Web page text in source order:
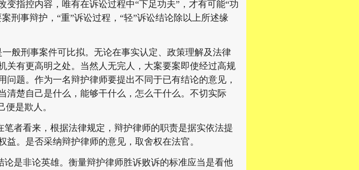
指控内容，唯有在诉讼过程中“下足功夫”，才有可能“功
刑事辩护，“重”诉讼过程，“轻”诉讼结论除以上所述缘
刑事案件可比拟。无论在事实认定、政策理解及法律
有更高明之处。当然人无完人，大案要案即使经过高规
题。作为一名辩护律师要提出不同于已有结论的意见，
清楚自己是什么，能够干什么，怎么干什么。不切实际
是欺人。
看来，根据法律规定，辩护律师的职责是据实依法提
。是否采纳辩护律师的意见，取舍权在法官。
非论英雄。衡量辩护律师胜诉败诉的标准应当是看他